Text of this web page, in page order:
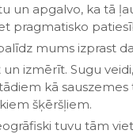
un apgalvo, ka tā
pragmatisko
mums izprast
izmērīt. Sugu
kā
šķēršļiem.
tuvu tām